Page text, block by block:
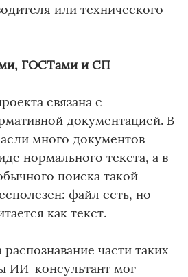
или технического
ГОСТами и СП
связана с
документацией. В
много документов
нормального текста, а в
поиска такой
файл есть, но
как текст.
части таких
ИИ-консультант мог